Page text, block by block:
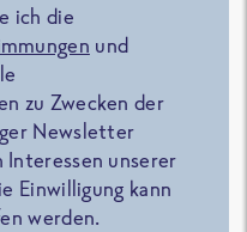
ich die
und
zu Zwecken der
Newsletter
unserer
Einwilligung kann
werden.